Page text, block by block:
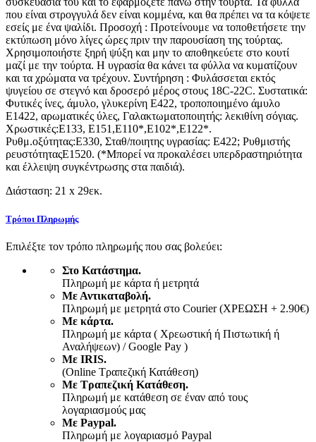
που είναι στρογγυλά δεν είναι κομμένα, και θα πρέπει να τα κόψετε
εσείς με ένα ψαλίδι. Προσοχή : Προτείνουμε να τοποθετήσετε την
εκτύπωση μόνο λίγες ώρες πριν την παρουσίαση της τούρτας.
Χρησιμοποιήστε ξηρή ψύξη και μην το αποθηκεύετε στο κουτί
μαζί με την τούρτα. Η υγρασία θα κάνει τα φύλλα να κυματίζουν
και τα χρώματα να τρέχουν. Συντήρηση : Φυλάσσεται εκτός
ψυγείου σε στεγνό και δροσερό μέρος στους 18C-22C. Συστατικά:
Φυτικές ίνες, άμυλο, γλυκερίνη E422, τροποποιημένο άμυλο
E1422, αρωματικές ύλες, Γαλακτωματοποιητής: λεκιθίνη σόγιας.
Χρωστικές:Ε133, Ε151,Ε110*,Ε102*,Ε122*.
Ρυθμ.οξύτητας:Ε330, Σταθ/ποιητης υγρασίας: Ε422; Ρυθμιστής
ρευστότηταςΕ1520. (*Μπορεί να προκαλέσει υπερδραστηριότητα
και έλλειψη συγκέντρωσης στα παιδιά).
Διάσταση: 21 x 29εκ.
Τρόποι Πληρωμής
Επιλέξτε τον τρόπο πληρωμής που σας βολεύει:
Στο Κατάστημα.
Πληρωμή με κάρτα ή μετρητά
Με Αντικαταβολή.
Πληρωμή με μετρητά στο Courier (ΧΡΕΩΣΗ + 2.90€)
Με κάρτα.
Πληρωμή με κάρτα ( Χρεωστική ή Πιστωτική ή
Αναλήψεων) / Google Pay )
Με IRIS.
(Online Τραπεζική Κατάθεση)
Με Τραπεζική Κατάθεση.
Πληρωμή με κατάθεση σε έναν από τους
λογαριασμούς μας
Με Paypal.
Πληρωμή με λογαριασμό Paypal